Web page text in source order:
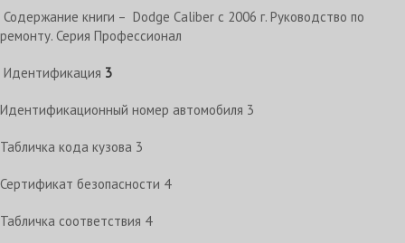
Содержание книги – Dodge Caliber с 2006 г. Руководство по
ремонту. Серия Профессионал
Идентификация 3
Идентификационный номер автомобиля 3
Табличка кода кузова 3
Сертификат безопасности 4
Табличка соответствия 4